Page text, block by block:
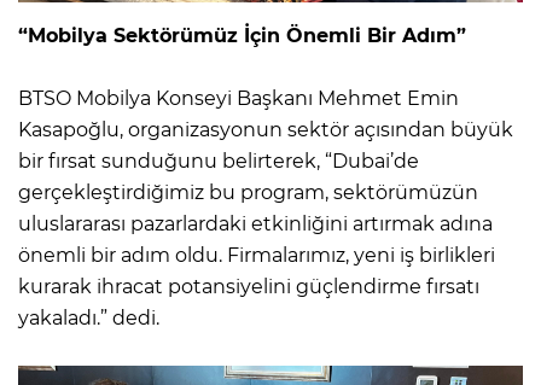
“Mobilya Sektörümüz İçin Önemli Bir Adım”
BTSO Mobilya Konseyi Başkanı Mehmet Emin
Kasapoğlu, organizasyonun sektör açısından büyük
bir fırsat sunduğunu belirterek, “Dubai’de
gerçekleştirdiğimiz bu program, sektörümüzün
uluslararası pazarlardaki etkinliğini artırmak adına
önemli bir adım oldu. Firmalarımız, yeni iş birlikleri
kurarak ihracat potansiyelini güçlendirme fırsatı
yakaladı.” dedi.